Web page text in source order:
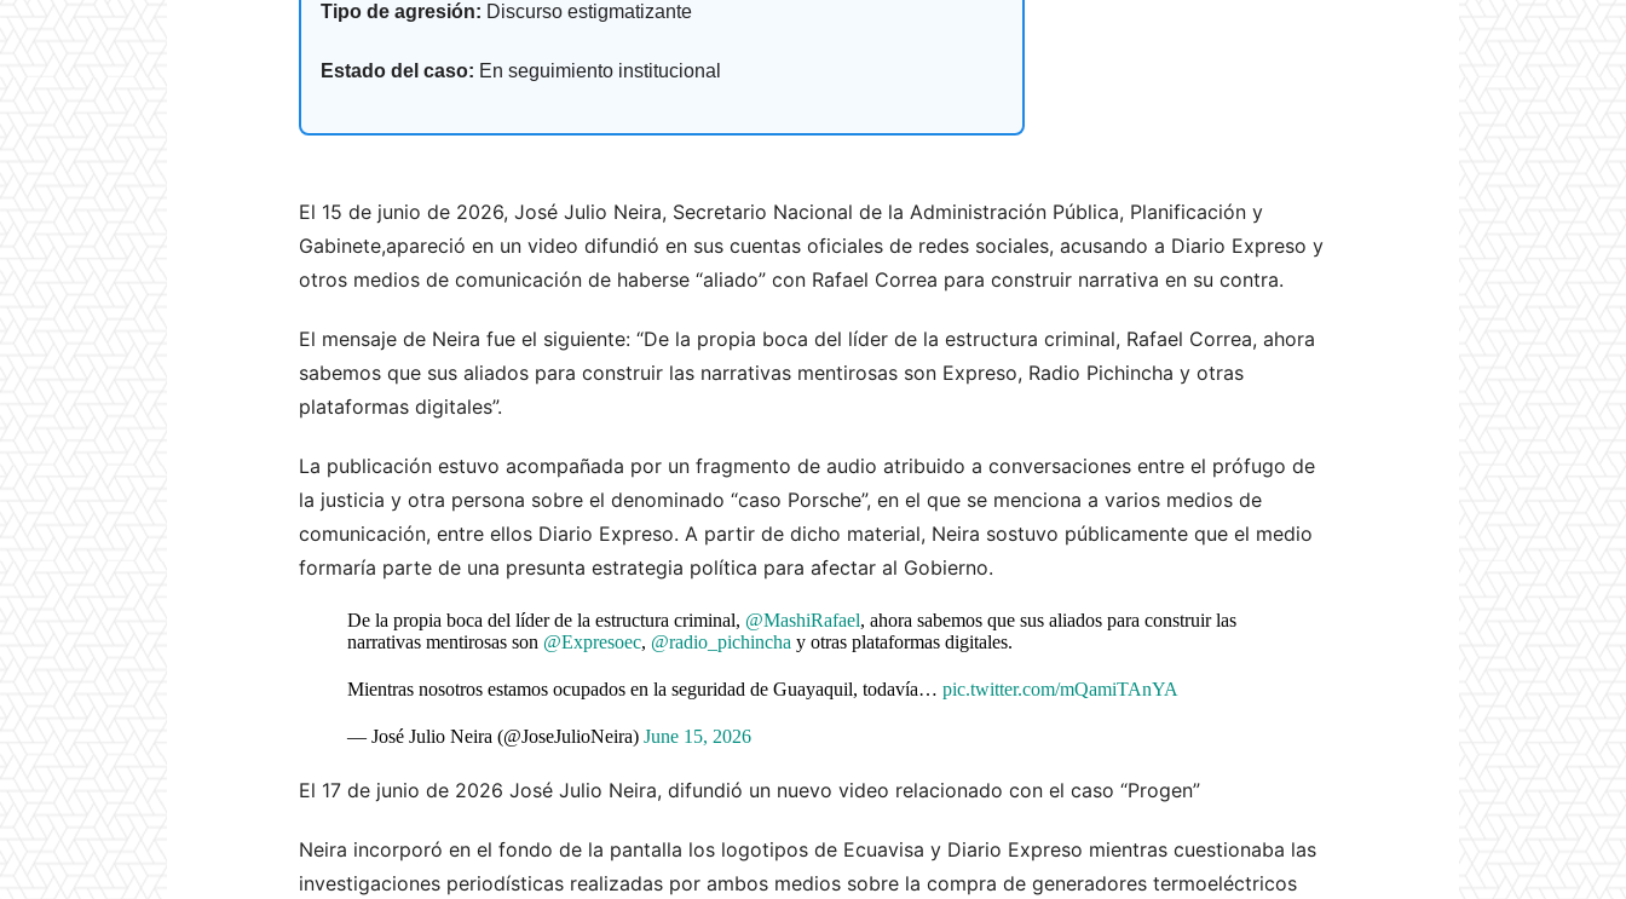
Tipo de agresión: Discurso estigmatizante
Estado del caso: En seguimiento institucional
El 15 de junio de 2026, José Julio Neira, Secretario Nacional de la Administración Pública, Planificación y
Gabinete,apareció en un video difundió en sus cuentas oficiales de redes sociales, acusando a Diario Expreso y
otros medios de comunicación de haberse “aliado” con Rafael Correa para construir narrativa en su contra.
El mensaje de Neira fue el siguiente: “De la propia boca del líder de la estructura criminal, Rafael Correa, ahora
sabemos que sus aliados para construir las narrativas mentirosas son Expreso, Radio Pichincha y otras
plataformas digitales”.
La publicación estuvo acompañada por un fragmento de audio atribuido a conversaciones entre el prófugo de
la justicia y otra persona sobre el denominado “caso Porsche”, en el que se menciona a varios medios de
comunicación, entre ellos Diario Expreso. A partir de dicho material, Neira sostuvo públicamente que el medio
formaría parte de una presunta estrategia política para afectar al Gobierno.
De la propia boca del líder de la estructura criminal, @MashiRafael, ahora sabemos que sus aliados para construir las
narrativas mentirosas son @Expresoec, @radio_pichincha y otras plataformas digitales.
Mientras nosotros estamos ocupados en la seguridad de Guayaquil, todavía… pic.twitter.com/mQamiTAnYA
— José Julio Neira (@JoseJulioNeira) June 15, 2026
El 17 de junio de 2026 José Julio Neira, difundió un nuevo video relacionado con el caso “Progen”
Neira incorporó en el fondo de la pantalla los logotipos de Ecuavisa y Diario Expreso mientras cuestionaba las
investigaciones periodísticas realizadas por ambos medios sobre la compra de generadores termoeléctricos